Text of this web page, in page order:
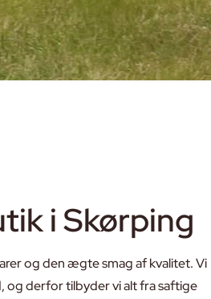
i Skørping
og den ægte smag af kvalitet. Vi
og derfor tilbyder vi alt fra saftige